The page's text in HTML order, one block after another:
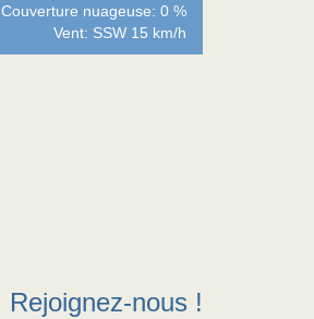
Couverture nuageuse: 0 %
Vent: SSW 15 km/h
Rejoignez-nous !